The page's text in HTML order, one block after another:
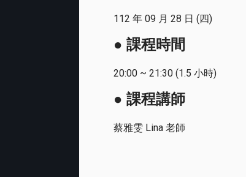
112 年 09 月 28 日 (四)
● 課程時間
20:00 ~ 21:30 (1.5 小時)
● 課程講師
蔡雅雯 Lina 老師